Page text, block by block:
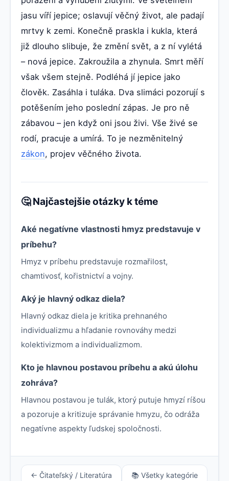
jasu víří jepice; oslavují věčný život, ale padají
mrtvy k zemi. Konečně praskla i kukla, která
již dlouho slibuje, že změní svět, a z ní vylétá
– nová jepice. Zakroužila a zhynula. Smrt měří
však všem stejně. Podléhá jí jepice jako
člověk. Zasáhla i tuláka. Dva slimáci pozorují s
potěšením jeho poslední zápas. Je pro ně
zábavou – jen když oni jsou živi. Vše živé se
rodí, pracuje a umírá. To je nezměnitelný
zákon, projev věčného života.
🤔 Najčastejšie otázky k téme
Aké negatívne vlastnosti hmyz predstavuje v
príbehu?
Hmyz v príbehu predstavuje rozmařilost,
chamtivosť, kořistnictví a vojny.
Aký je hlavný odkaz diela?
Hlavný odkaz diela je kritika prehnaného
individualizmu a hľadanie rovnováhy medzi
kolektivizmom a individualizmom.
Kto je hlavnou postavou príbehu a akú úlohu
zohráva?
Hlavnou postavou je tulák, ktorý putuje hmyzí ríšou
a pozoruje a kritizuje správanie hmyzu, čo odráža
negatívne aspekty ľudskej spoločnosti.
← Čitateľský / Literatúra 📚 Všetky kategórie